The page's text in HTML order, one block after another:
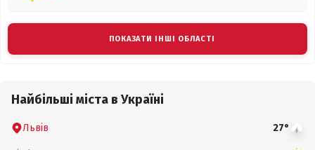
ПОКАЗАТИ ІНШІ ОБЛАСТІ
Найбільші міста в Україні
Львів 27°